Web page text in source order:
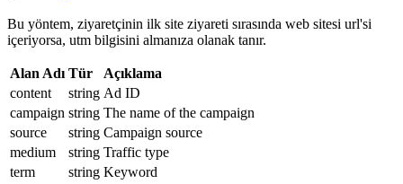
Bu yöntem, ziyaretçinin ilk site ziyareti sırasında web sitesi url'si
içeriyorsa, utm bilgisini almanıza olanak tanır.
Alan Adı Tür
Açıklama
content
string Ad ID
campaign string The name of the campaign
source
string Campaign source
medium
string Traffic type
term
string Keyword